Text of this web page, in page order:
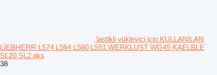
lastikli yükleyici için KULLANILAN
LİEBHERR L574 L564 L580 L551 WERKLUST WG45 KAELBLE
SL20 SL2 aks
38